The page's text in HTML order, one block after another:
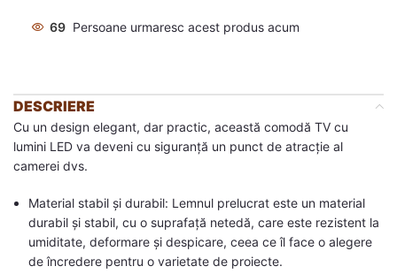
69 Persoane urmaresc acest produs acum
DESCRIERE
Cu un design elegant, dar practic, această comodă TV cu
lumini LED va deveni cu siguranță un punct de atracție al
camerei dvs.
Material stabil și durabil: Lemnul prelucrat este un material
durabil și stabil, cu o suprafață netedă, care este rezistent la
umiditate, deformare și despicare, ceea ce îl face o alegere
de încredere pentru o varietate de proiecte.